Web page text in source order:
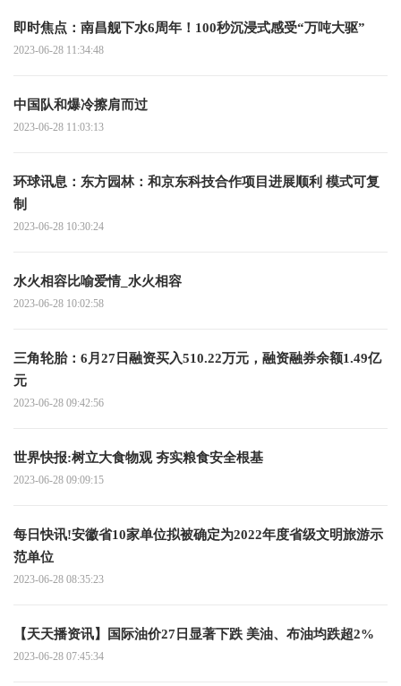
即时焦点：南昌舰下水6周年！100秒沉浸式感受“万吨大驱”
2023-06-28 11:34:48
中国队和爆冷擦肩而过
2023-06-28 11:03:13
环球讯息：东方园林：和京东科技合作项目进展顺利 模式可复
制
2023-06-28 10:30:24
水火相容比喻爱情_水火相容
2023-06-28 10:02:58
三角轮胎：6月27日融资买入510.22万元，融资融券余额1.49亿
元
2023-06-28 09:42:56
世界快报:树立大食物观 夯实粮食安全根基
2023-06-28 09:09:15
每日快讯!安徽省10家单位拟被确定为2022年度省级文明旅游示
范单位
2023-06-28 08:35:23
【天天播资讯】国际油价27日显著下跌 美油、布油均跌超2%
2023-06-28 07:45:34